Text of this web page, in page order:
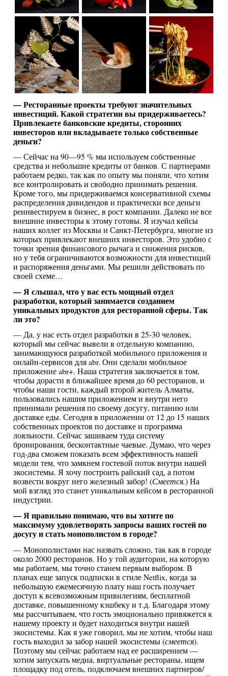
— Ресторанные проекты требуют значительных
инвестиций. Какой стратегии вы придерживаетесь?
Привлекаете банковские кредиты, сторонних
инвесторов или вкладываете только собственные
деньги?
— Сейчас на 90—95 % мы используем собственные
средства и небольшие кредиты от банков. С партнерами
работаем редко, так как по опыту мы поняли, что хотим
все контролировать и свободно принимать решения.
Кроме того, мы придерживаемся консервативной схемы
распределения дивидендов и практически все деньги
реинвестируем в бизнес, в рост компании. Далеко не все
внешние инвесторы к этому готовы. Я изучал кейсы
наших коллег из Москвы и Санкт-Петербурга, многие из
которых привлекают внешних инвесторов. Это удобно с
точки зрения финансового рычага и снижения рисков,
но у тебя ограничиваются возможности для инвестиций
и распоряжения деньгами. Мы решили действовать по
своей схеме…
— Я слышал, что у вас есть мощный отдел
разработки, который занимается созданием
уникальных продуктов для ресторанной сферы. Так
ли это?
— Да, у нас есть отдел разработки в 25-30 человек,
который мы сейчас вывели в отдельную компанию,
занимающуюся разработкой мобильного приложения и
онлайн-сервисов для abr. Они сделали мобильное
приложение abr+. Наша стратегия заключается в том,
чтобы дорасти в ближайшее время до 60 ресторанов, и
чтобы наши гости, каждый второй житель Алматы,
пользовались нашим приложением и внутри него
принимали решения по своему досугу, питанию или
доставке еды. Сегодня в приложении от 12 до 15 наших
собственных проектов по доставке и программа
лояльности. Сейчас зашиваем туда систему
бронирования, бесконтактные чаевые. Думаю, что через
год-два сможем показать всем эффективность нашей
модели тем, что замкнем гостевой поток внутри нашей
экосистемы. Я хочу построить райский сад, а потом
возвести вокруг него железный забор! (Смеется.) На
мой взгляд это станет уникальным кейсом в ресторанной
индустрии.
— Я правильно понимаю, что вы хотите по
максимуму удовлетворять запросы ваших гостей по
досугу и стать монополистом в городе?
— Монополистами нас назвать сложно, так как в городе
около 2000 ресторанов. Но у той аудитории, на которую
мы работаем, мы точно станем первым выбором. В
планах еще запуск подписки в стиле Netflix, когда за
небольшую ежемесячную плату наш гость получает
доступ к всевозможным привилегиям, бесплатной
доставке, повышенному кэшбеку и т.д. Благодаря этому
мы рассчитываем, что гость эмоционально привяжется к
нашему проекту и будет находиться внутри нашей
экосистемы. Как я уже говорил, мы не хотим, чтобы наш
гость выходил за забор нашей экосистемы (смеется).
Поэтому мы сейчас работаем над ее расширением —
хотим запускать медиа, виртуальные рестораны, ищем
площадку под отель, подключаем внешних партнеров/